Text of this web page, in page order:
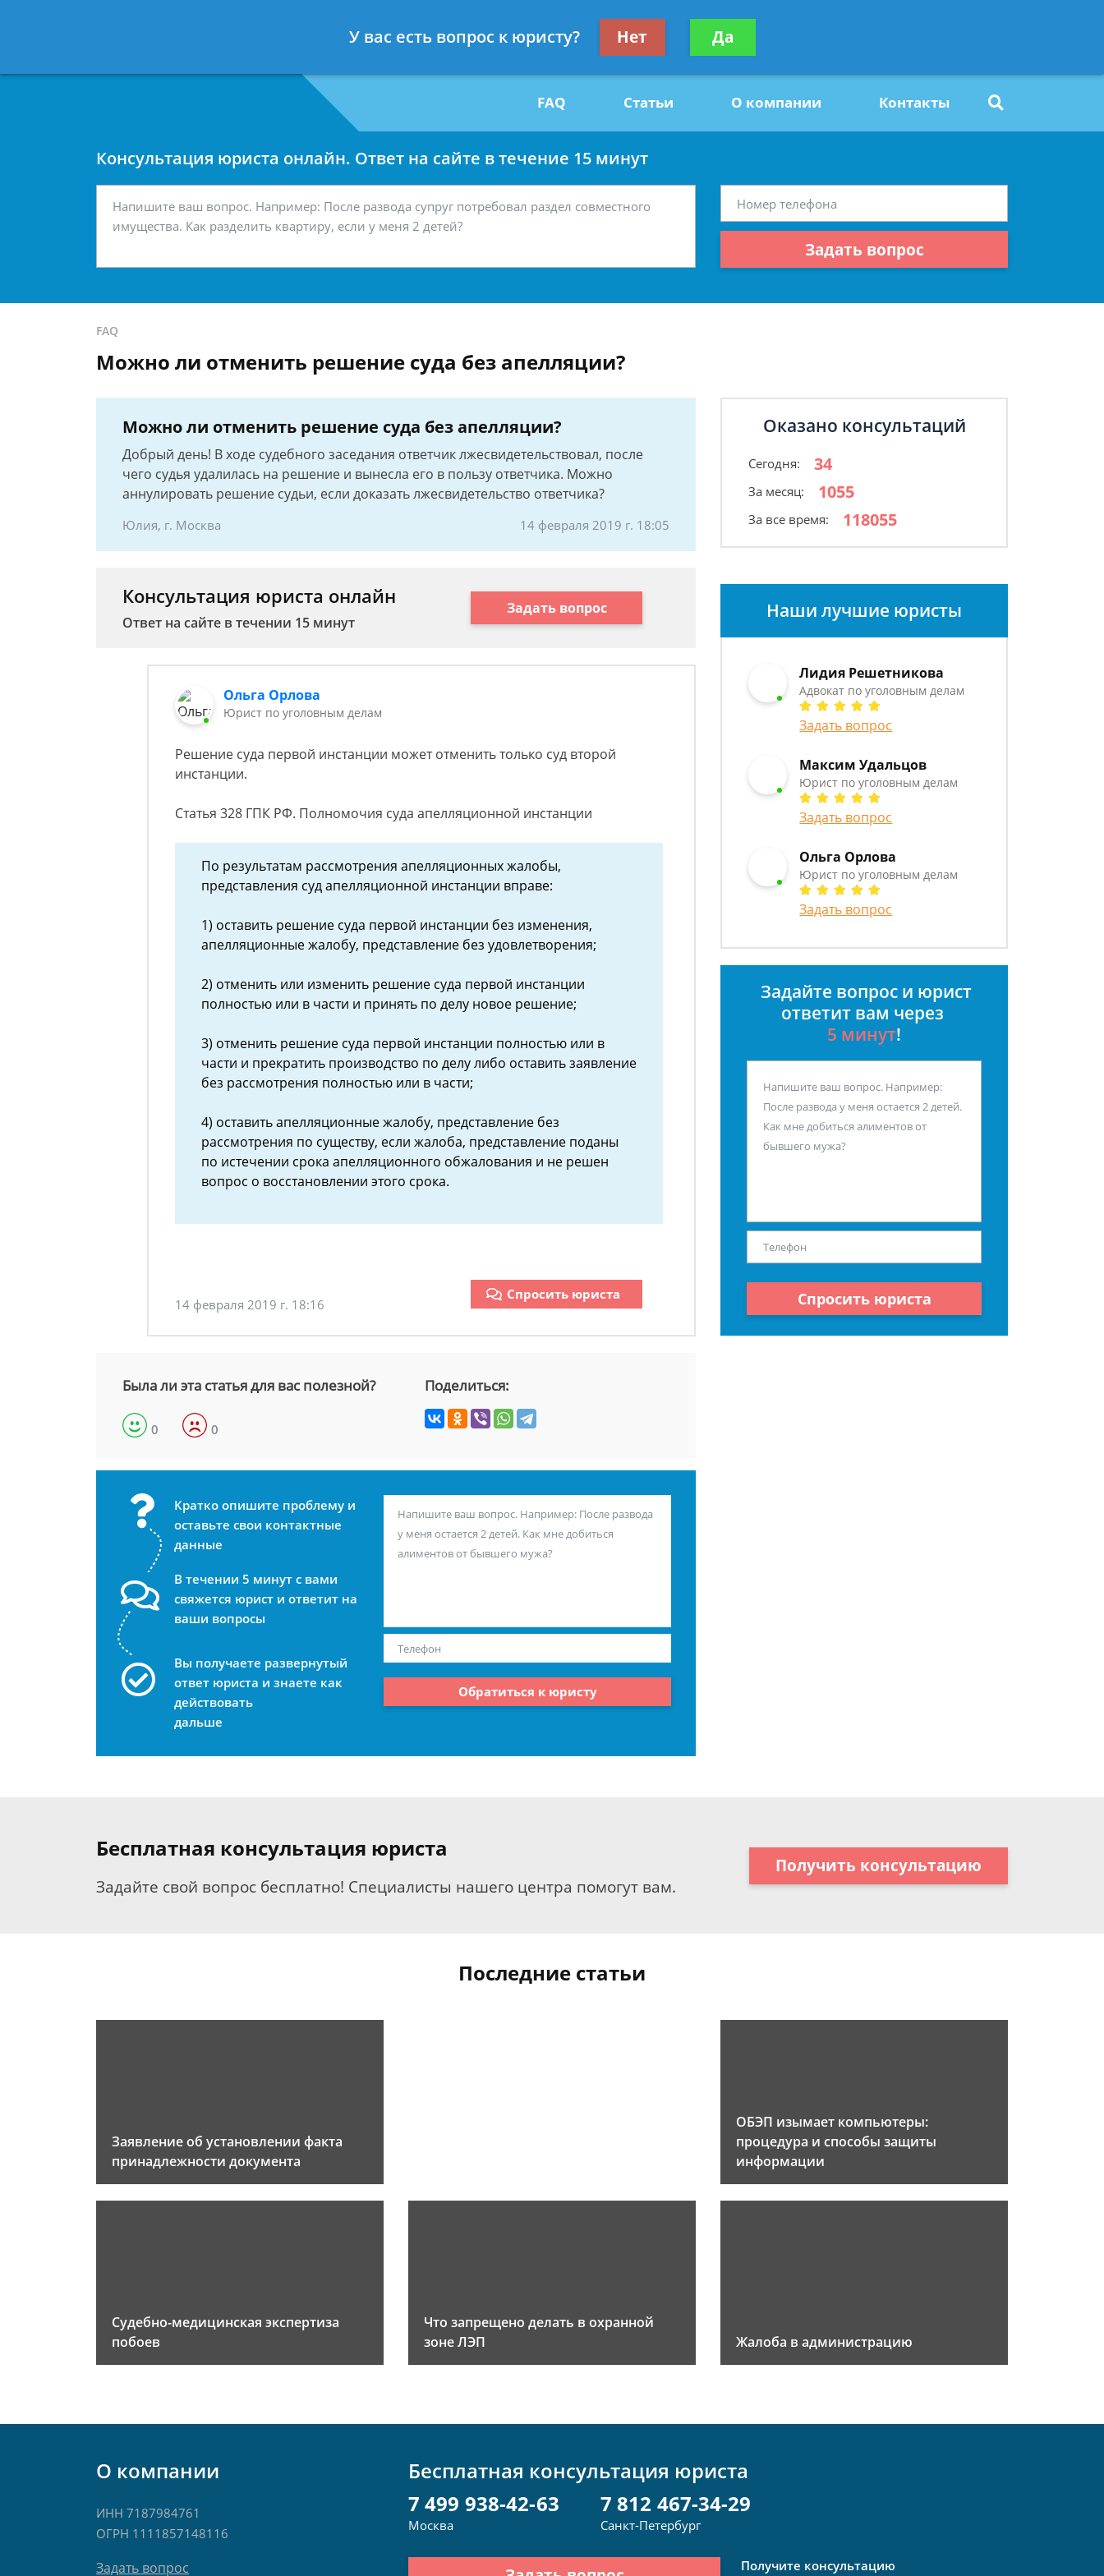
7 812 467-34-29
Получите консультацию
бесплатно
FAQ Статьи О компании Контакты
Консультация юриста онлайн. Ответ на сайте в течение 15 минут
Задать вопрос
FAQ
Можно ли отменить решение суда без апелляции?
Можно ли отменить решение суда без апелляции?
Добрый день! В ходе судебного заседания ответчик лжесвидетельствовал, после
чего судья удалилась на решение и вынесла его в пользу ответчика. Можно
аннулировать решение судьи, если доказать лжесвидетельство ответчика?
Юлия, г. Москва 14 февраля 2019 г. 18:05
Консультация юриста онлайн
Ответ на сайте в течении 15 минут
Задать вопрос
Ольга Орлова
Юрист по уголовным делам
Решение суда первой инстанции может отменить только суд второй
инстанции.
Статья 328 ГПК РФ. Полномочия суда апелляционной инстанции
По результатам рассмотрения апелляционных жалобы,
представления суд апелляционной инстанции вправе:
1) оставить решение суда первой инстанции без изменения,
апелляционные жалобу, представление без удовлетворения;
2) отменить или изменить решение суда первой инстанции
полностью или в части и принять по делу новое решение;
3) отменить решение суда первой инстанции полностью или в
части и прекратить производство по делу либо оставить заявление
без рассмотрения полностью или в части;
4) оставить апелляционные жалобу, представление без
рассмотрения по существу, если жалоба, представление поданы
по истечении срока апелляционного обжалования и не решен
вопрос о восстановлении этого срока.
14 февраля 2019 г. 18:16
Спросить юриста
Была ли эта статья для вас полезной?
0 0
Поделиться:
Кратко опишите проблему и
оставьте свои контактные
данные
В течении 5 минут с вами
свяжется юрист и ответит на
ваши вопросы
Вы получаете развернутый
ответ юриста и знаете как
действовать
дальше
Обратиться к юристу
Оказано консультаций
Сегодня: 34
За месяц: 1055
За все время: 118055
Наши лучшие юристы
Лидия Решетникова
Адвокат по уголовным делам
Задать вопрос
Максим Удальцов
Юрист по уголовным делам
Задать вопрос
Ольга Орлова
Юрист по уголовным делам
Задать вопрос
Задайте вопрос и юрист
ответит вам через
5 минут!
Спросить юриста
Бесплатная консультация юриста
Задайте свой вопрос бесплатно! Специалисты нашего центра помогут вам.
Получить консультацию
Последние статьи
Заявление об установлении факта
принадлежности документа
ОБЭП изымает компьютеры:
процедура и способы защиты
информации
Судебно-медицинская экспертиза
побоев
Что запрещено делать в охранной
зоне ЛЭП
Жалоба в администрацию
О компании
ИНН 7187984761
ОГРН 1111857148116
Задать вопрос
Бесплатная консультация юриста
7 499 938-42-63
Москва
7 812 467-34-29
Санкт-Петербург
Получите консультацию
У вас есть вопрос к юристу? Нет Да